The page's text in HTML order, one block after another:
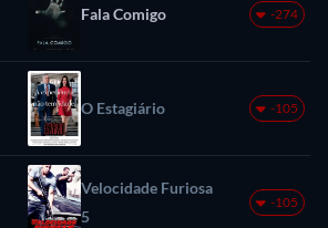
Fala Comigo -274
O Estagiário -105
Velocidade Furiosa
5
-105